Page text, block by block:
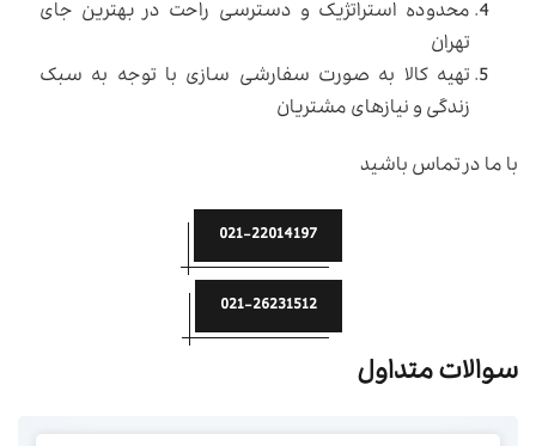
محدوده استراتژیک و دسترسی راحت در بهترین جای
تهران
تهیه کالا به صورت سفارشی سازی با توجه به سبک
زندگی و نیازهای مشتریان
با ما در تماس باشید
021-22014197
021-26231512
سوالات متداول